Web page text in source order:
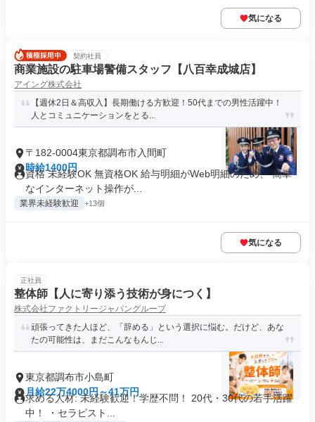
気になる
契約社員
商業施設の駐車場警備スタッフ【八百幸成城店】
アイング株式会社
【週休2日＆高収入】長期働ける方歓迎！50代までの男性活躍中！
人とコミュニケーションをとる...
〒182-0004東京都調布市入間町
時給1400円
資格 未経験OK 無資格OK 給与明細がWeb明細のため、 簡単
なインターネット操作が...
業界未経験歓迎 +13個
気になる
正社員
整体師【人に寄り添う技術が身につく】
株式会社ファクトリージャパングループ
頑張ってきた人ほど、「辞める」という選択に悩む。だけど、あな
たの可能性は、まだこんなもんじ...
東京都調布市小島町
月給22万4000円～41万円
求める人材: 未経験歓迎！学歴不問！ 20代・30代の若手活躍
中！ ・セラピスト...